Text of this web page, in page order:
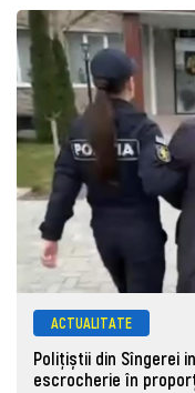
ACTUALITATE
Polițiștii din Sîngerei
escrocherie în